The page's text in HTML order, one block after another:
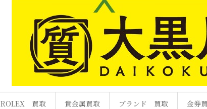
ROLEX 買取 貴金属買取 ブランド 買取 金券